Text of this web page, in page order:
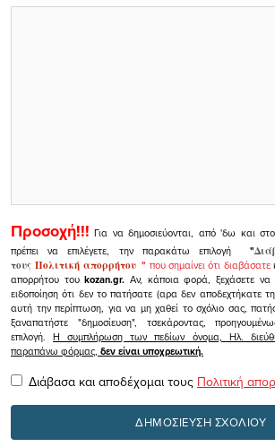
Προσοχή!!! Για να δημοσιεύονται, από 'δω και
πρέπει να επιλέγετε, την παρακάτω επιλογή
"
τουςΠολιτική απορρήτου" που σημαίνει ότι διαβάσατε
απορρήτου τουkozan.gr. Αν, κάποια φορά, ξεχάσετε
ειδοποίηση ότι δεν το πατήσατε (αρα δεν αποδεχτήκατε
αυτή την περίπτωση, για να μη χαθεί το σχόλιο σας,
ξαναπατήστε "δημοσίευση", τσεκάροντας,
επιλογή.Η συμπλήρωση των πεδίων όνομα, Ηλ.
παραπάνω φόρμας, δεν είναι υποχρεωτική.
Διάβασα και αποδέχομαι τους Πολιτική